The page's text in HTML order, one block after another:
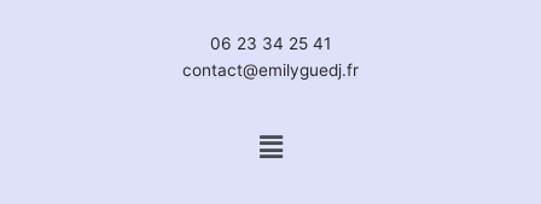
06 23 34 25 41
contact@emilyguedj.fr
Menu